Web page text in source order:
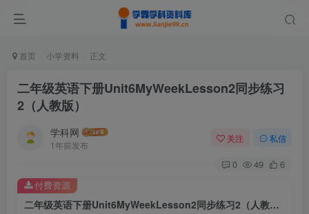
首页 小学资料 正文
二年级英语下册Unit6MyWeekLesson2同步练习
2（人教版）
学科网
1年前发布
关注 私信
0 49 6
二年级英语下册Unit6MyWeekLesson2同步练习2（人教版）
付费资源